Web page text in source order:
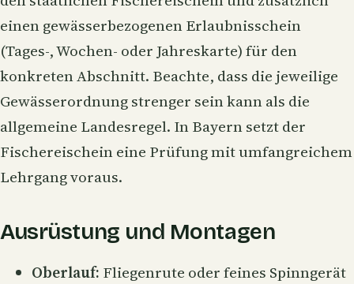
einen gewässerbezogenen Erlaubnisschein
(Tages-, Wochen- oder Jahreskarte) für den
konkreten Abschnitt. Beachte, dass die jeweilige
Gewässerordnung strenger sein kann als die
allgemeine Landesregel. In Bayern setzt der
Fischereischein eine Prüfung mit umfangreichem
Lehrgang voraus.
Ausrüstung und Montagen
Oberlauf: Fliegenrute oder feines Spinngerät